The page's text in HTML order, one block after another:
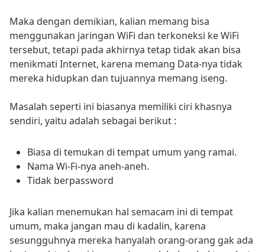
Maka dengan demikian, kalian memang bisa
menggunakan jaringan WiFi dan terkoneksi ke WiFi
tersebut, tetapi pada akhirnya tetap tidak akan bisa
menikmati Internet, karena memang Data-nya tidak
mereka hidupkan dan tujuannya memang iseng.
Masalah seperti ini biasanya memiliki ciri khasnya
sendiri, yaitu adalah sebagai berikut :
Biasa di temukan di tempat umum yang ramai.
Nama Wi-Fi-nya aneh-aneh.
Tidak berpassword
Jika kalian menemukan hal semacam ini di tempat
umum, maka jangan mau di kadalin, karena
sesungguhnya mereka hanyalah orang-orang gak ada